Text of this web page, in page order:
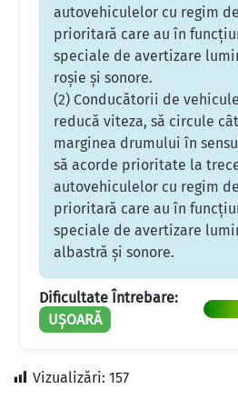
autovehiculelor cu regim
prioritară care au în
speciale de avertizare
roşie şi sonore.
(2) Conducătorii de
reducă viteza, să circule
marginea drumului în
să acorde prioritate la
autovehiculelor cu regim
prioritară care au în
speciale de avertizare
albastră şi sonore.
Dificultate Întrebare:
UȘOARĂ
Vizualizări: 157